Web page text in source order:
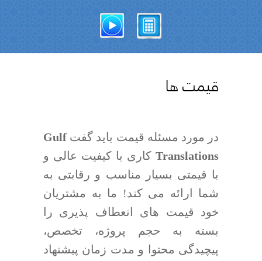
قیمت ها
در مورد مسئله قیمت باید گفتGulf
Translationsکاری با کیفیت عالی و
با قیمتی بسیار مناسب و رقابتی به
شما ارائه می کند! ما به مشتریان
خود قیمت های انعطاف پذیری را
بسته به حجم پروژه، تخصص،
پیچیدگی محتوا و مدت زمان پیشنهاد